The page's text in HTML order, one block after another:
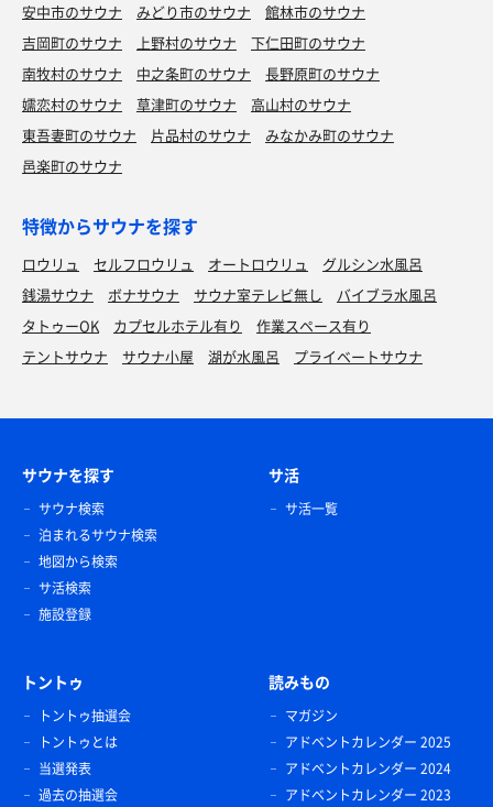
安中市のサウナ
みどり市のサウナ
館林市のサウナ
吉岡町のサウナ
上野村のサウナ
下仁田町のサウナ
南牧村のサウナ
中之条町のサウナ
長野原町のサウナ
嬬恋村のサウナ
草津町のサウナ
高山村のサウナ
東吾妻町のサウナ
片品村のサウナ
みなかみ町のサウナ
邑楽町のサウナ
特徴からサウナを探す
ロウリュ セルフロウリュ オートロウリュ
グルシン水風呂
銭湯サウナ
ボナサウナ サウナ室テレビ無し
バイブラ水風呂
タトゥーOK
カプセルホテル有り
作業スペース有り
テントサウナ
サウナ小屋 湖が水風呂 プライベートサウナ
サウナを探す
サウナ検索
泊まれるサウナ検索
地図から検索
サ活検索
施設登録
サ活
サ活一覧
トントゥ
トントゥ抽選会
トントゥとは
当選発表
過去の抽選会
読みもの
マガジン
アドベントカレンダー 2025
アドベントカレンダー 2024
アドベントカレンダー 2023